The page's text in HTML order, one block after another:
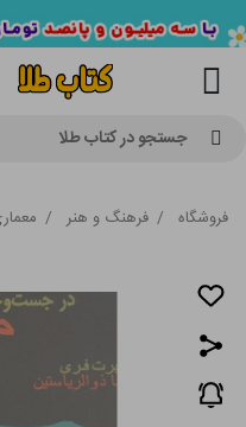
جستجو در کتاب طلا
فروشگاه / فرهنگ و هنر /